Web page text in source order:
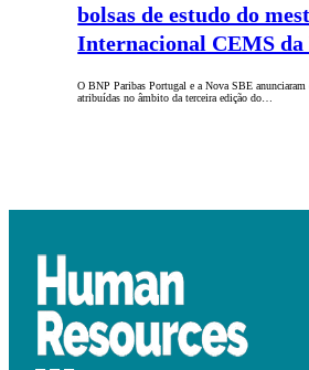
bolsas de estudo do
Internacional CEMS da
O BNP Paribas Portugal e a Nova SBE anunciaram
atribuídas no âmbito da terceira edição do…